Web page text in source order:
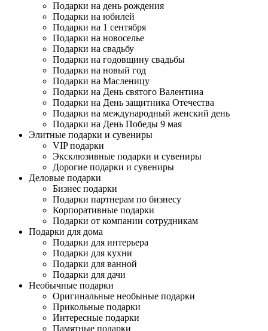
Подарки на день рождения
Подарки на юбилей
Подарки на 1 сентября
Подарки на новоселье
Подарки на свадьбу
Подарки на годовщину свадьбы
Подарки на новый год
Подарки на Масленицу
Подарки на День святого Валентина
Подарки на День защитника Отечества
Подарки на международный женский день
Подарки на День Победы 9 мая
Элитные подарки и сувениры
VIP подарки
Эксклюзивные подарки и сувениры
Дорогие подарки и сувениры
Деловые подарки
Бизнес подарки
Подарки партнерам по бизнесу
Корпоративные подарки
Подарки от компании сотрудникам
Подарки для дома
Подарки для интерьера
Подарки для кухни
Подарки для ванной
Подарки для дачи
Необычные подарки
Оригинальные необыные подарки
Прикольные подарки
Интересные подарки
Памятные подарки